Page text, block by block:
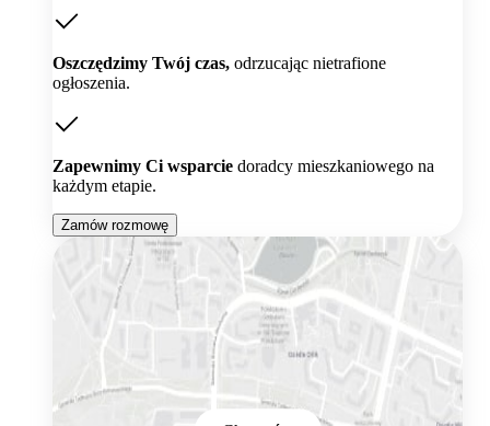
Oszczędzimy Twój czas, odrzucając nietrafione
ogłoszenia.
Zapewnimy Ci wsparcie doradcy mieszkaniowego na
każdym etapie.
Zamów rozmowę